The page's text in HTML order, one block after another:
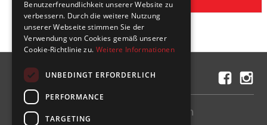
Kontakt
Flug einfach und sicher bezahlen
Benutzerfreundlichkeit unserer Website zu
verbessern. Durch die weitere Nutzung
unserer Webseite stimmen Sie der
Verwendung von Cookies gemäß unserer
Cookie-Richtlinie zu. Weitere Informationen
UNBEDINGT ERFORDERLICH
PERFORMANCE
TARGETING